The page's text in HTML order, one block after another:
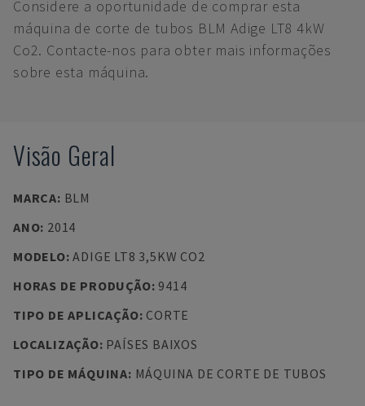
Considere a oportunidade de comprar esta
máquina de corte de tubos BLM Adige LT8 4kW
Co2. Contacte-nos para obter mais informações
sobre esta máquina.
Visão Geral
MARCA: BLM
ANO: 2014
MODELO:ADIGE LT8 3,5KW CO2
HORAS DE PRODUÇÃO: 9414
TIPO DE APLICAÇÃO: CORTE
LOCALIZAÇÃO: PAÍSES BAIXOS
TIPO DE MÁQUINA: MÁQUINA DE CORTE DE TUBOS